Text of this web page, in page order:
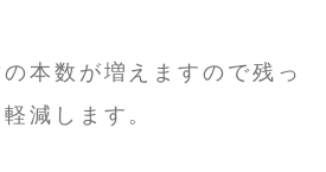
本数が増えますので残っ
減します。